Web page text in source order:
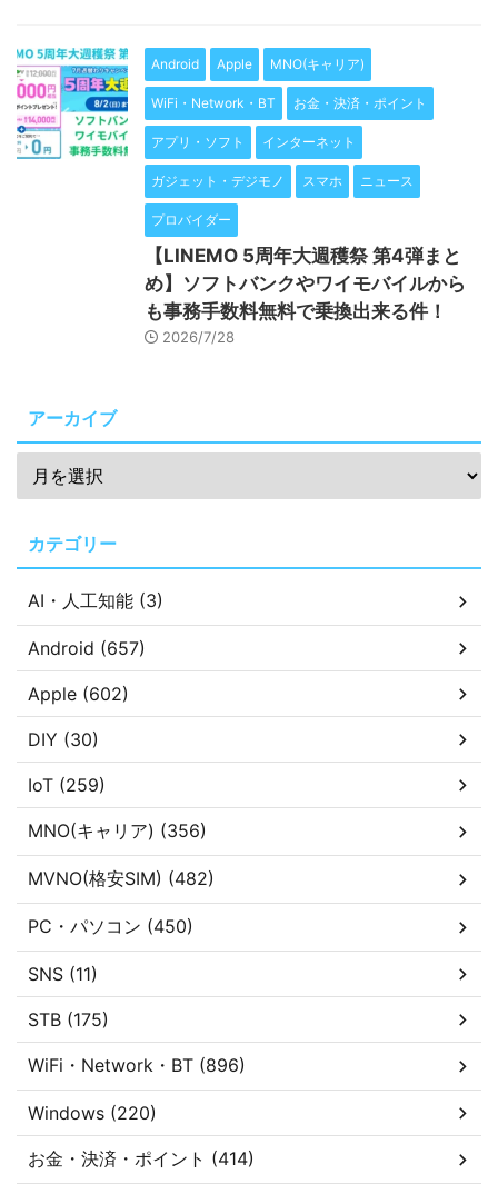
Android Apple MNO(キャリア)
WiFi・Network・BT お金・決済・ポイント
アプリ・ソフト インターネット
ガジェット・デジモノ スマホ ニュース
プロバイダー
【LINEMO 5周年大週穫祭 第4弾まと
め】ソフトバンクやワイモバイルから
も事務手数料無料で乗換出来る件！
2026/7/28
アーカイブ
カテゴリー
AI・人工知能 (3)
Android (657)
Apple (602)
DIY (30)
IoT (259)
MNO(キャリア) (356)
MVNO(格安SIM) (482)
PC・パソコン (450)
SNS (11)
STB (175)
WiFi・Network・BT (896)
Windows (220)
お金・決済・ポイント (414)